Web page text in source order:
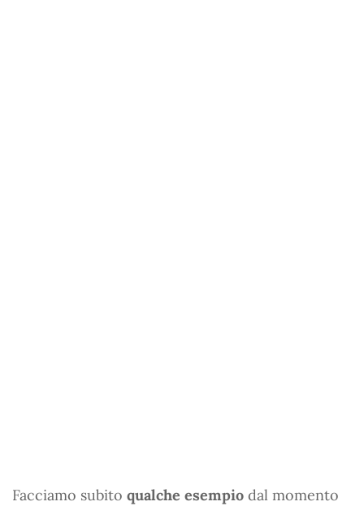
Facciamo subito qualche esempio dal momento